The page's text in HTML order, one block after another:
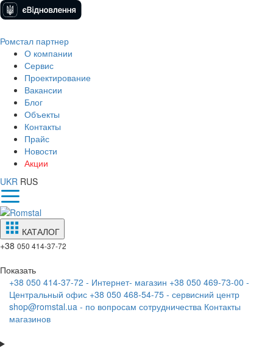
Ромстал партнер
О компании
Сервис
Проектирование
Вакансии
Блог
Объекты
Контакты
Прайс
Новости
Акции
UKR RUS
КАТАЛОГ
+38 050 414-37-72
Показать
+38 050 414-37-72 - Интернет- магазин +38 050 469-73-00 -
Центральный офис +38 050 468-54-75 - сервисний центр
shop@romstal.ua - по вопросам сотрудничества Контакты
магазинов